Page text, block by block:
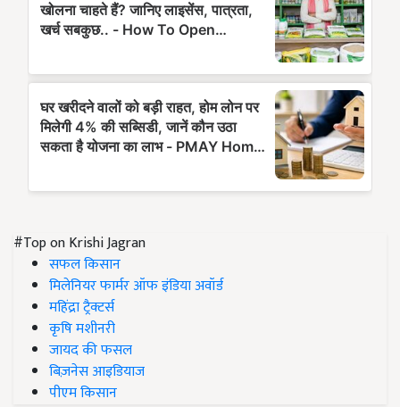
#Top on Krishi Jagran
सफल किसान
मिलेनियर फार्मर ऑफ इंडिया अवॉर्ड
महिंद्रा ट्रैक्टर्स
कृषि मशीनरी
जायद की फसल
बिज़नेस आइडियाज
पीएम किसान